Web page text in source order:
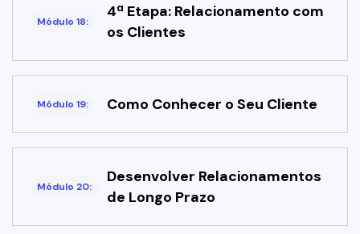
Módulo 18:
4ª Etapa: Relacionamento com
os Clientes
Módulo 19: Como Conhecer o Seu Cliente
Módulo 20:
Desenvolver Relacionamentos
de Longo Prazo